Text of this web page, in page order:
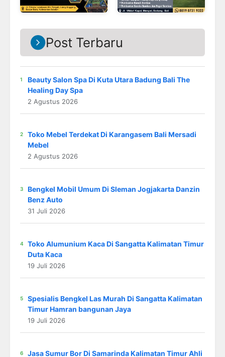
Post Terbaru
Beauty Salon Spa Di Kuta Utara Badung Bali The
Healing Day Spa
2 Agustus 2026
Toko Mebel Terdekat Di Karangasem Bali Mersadi
Mebel
2 Agustus 2026
Bengkel Mobil Umum Di Sleman Jogjakarta Danzin
Benz Auto
31 Juli 2026
Toko Alumunium Kaca Di Sangatta Kalimatan Timur
Duta Kaca
19 Juli 2026
Spesialis Bengkel Las Murah Di Sangatta Kalimatan
Timur Hamran bangunan Jaya
19 Juli 2026
Jasa Sumur Bor Di Samarinda Kalimatan Timur Ahli